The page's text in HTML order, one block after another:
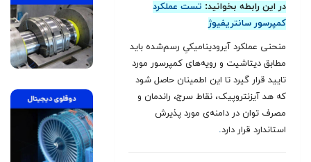
در این رابطه بخوانید: تست عملکرد
کمپرسور سانتریفیوژ
منحنی عملکرد آیرودینامیکیِ رسم‌شده باید
مطابق دیتاشیت و رویه‌های کمپرسور مورد
تایید قرار گیرد تا این اطمینان حاصل شود
که هد آیزنتروپیک، نقاط سرج، راندمان و
مصرف توان در دامنه‌ی مورد پذیرش
استاندارد قرار دارد.